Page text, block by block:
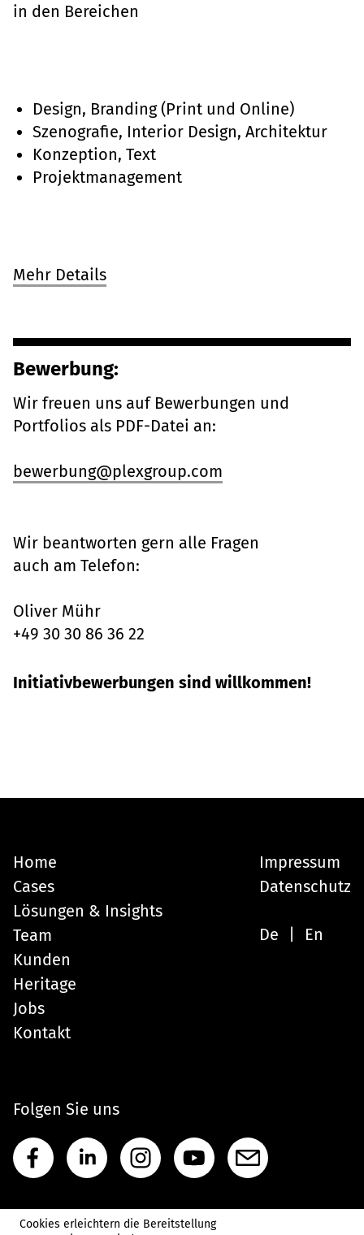
in den Bereichen
Design, Branding (Print und Online)
Szenografie, Interior Design, Architektur
Konzeption, Text
Projektmanagement
Mehr Details
Bewerbung:
Wir freuen uns auf Bewerbungen und
Portfolios als PDF-Datei an:
bewerbung@plexgroup.com
Wir beantworten gern alle Fragen
auch am Telefon:
Oliver Mühr
+49 30 30 86 36 22
Initiativbewerbungen sind willkommen!
Home
Cases
Lösungen & Insights
Team
Kunden
Heritage
Jobs
Kontakt
Impressum
Datenschutz
De En
Folgen Sie uns
Cookies erleichtern die Bereitstellung